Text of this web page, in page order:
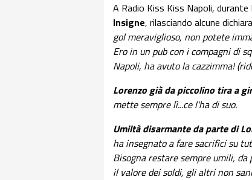
A Radio Kiss Kiss Napoli,
Insigne, rilasciando alcune
gol meraviglioso, non potete
Ero in un pub con i compagni di
Napoli, ha avuto la cazzimma!
Lorenzo già da piccolino tira a
mette sempre lì...ce l'ha di suo.
Umiltà disarmante da parte di
ha insegnato a fare sacrifici su
Bisogna restare sempre umili,
il valore dei soldi, gli altri non